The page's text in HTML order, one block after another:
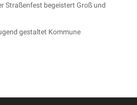
Straßenfest begeistert Groß und
gestaltet Kommune